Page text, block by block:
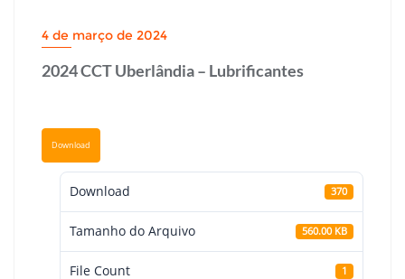
4 de março de 2024
2024 CCT Uberlândia – Lubrificantes
Download
Download 370
Tamanho do Arquivo 560.00 KB
File Count 1